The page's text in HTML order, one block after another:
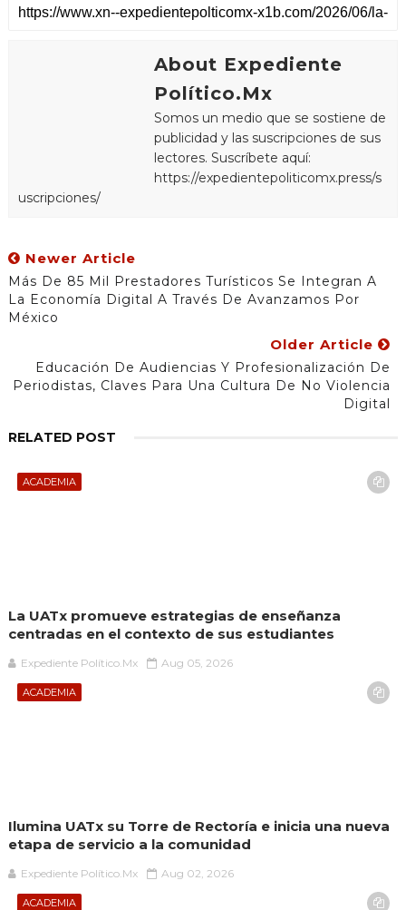
About Expediente
Político.Mx
Somos un medio que se sostiene de
publicidad y las suscripciones de sus
lectores. Suscríbete aquí:
https://expedientepoliticomx.press/s
uscripciones/
Newer Article
Más De 85 Mil Prestadores Turísticos Se Integran A
La Economía Digital A Través De Avanzamos Por
México
Older Article
Educación De Audiencias Y Profesionalización De
Periodistas, Claves Para Una Cultura De No Violencia
Digital
RELATED POST
ACADEMIA
La UATx promueve estrategias de enseñanza
centradas en el contexto de sus estudiantes
Expediente Político.Mx Aug 05, 2026
ACADEMIA
Ilumina UATx su Torre de Rectoría e inicia una nueva
etapa de servicio a la comunidad
Expediente Político.Mx Aug 02, 2026
ACADEMIA